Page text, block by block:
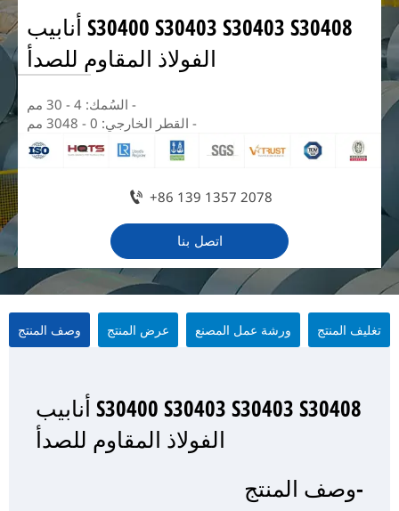
S30400 S30403 S30403 S30408 أنابيب
الفولاذ المقاوم للصدأ
- السُمك: 4 - 30 مم
- القطر الخارجي: 0 - 3048 مم
 +86 139 1357 2078
اتصل بنا
وصف المنتج عرض المنتج ورشة عمل المصنع تغليف المنتج
S30400 S30403 S30403 S30408 أنابيب
الفولاذ المقاوم للصدأ
-وصف المنتج
S30400 S30403 S30403 S30408 أنابيب
الفولاذ المقاوم للصدأ
-عرض المنتج
S30400 S30403 S30403 S30408 أنابيب
الفولاذ المقاوم للصدأ
- ورشة عمل المصنع
S30400 S30403 S30403 S30408 أنابيب
الفولاذ المقاوم للصدأ
-تغليف المنتج